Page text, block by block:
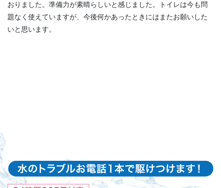
おりました。準備力が素晴らしいと感じました。トイレは今も問
題なく使えていますが、今後何かあったときにはまたお願いした
いと思います。